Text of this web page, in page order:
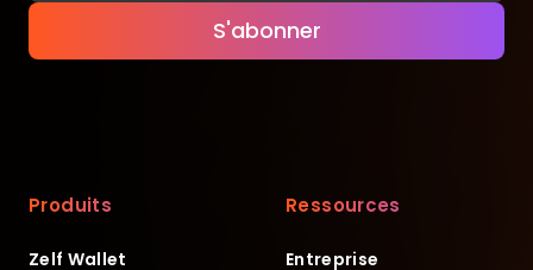
S'abonner
Produits
Zelf Wallet
Ressources
Entreprise